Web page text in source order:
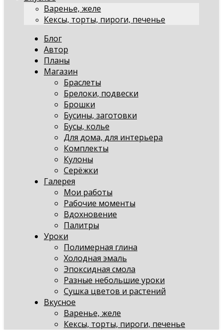
Варенье, желе
Кексы, торты, пироги, печенье
Блог
Автор
Планы
Магазин
Браслеты
Брелоки, подвески
Брошки
Бусины, заготовки
Бусы, колье
Для дома, для интерьера
Комплекты
Кулоны
Серёжки
Галерея
Мои работы
Рабочие моменты
Вдохновение
Палитры
Уроки
Полимерная глина
Холодная эмаль
Эпоксидная смола
Разные небольшие уроки
Сушка цветов и растений
Вкусное
Варенье, желе
Кексы, торты, пироги, печенье